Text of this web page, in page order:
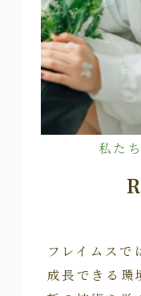
私た
フレイムスで
成長できる環